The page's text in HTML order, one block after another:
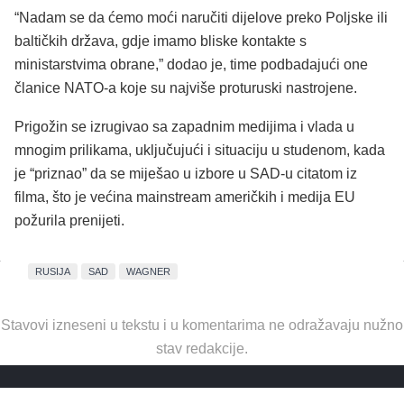
“Nadam se da ćemo moći naručiti dijelove preko Poljske ili
baltičkih država, gdje imamo bliske kontakte s
ministarstvima obrane,” dodao je, time podbadajući one
članice NATO-a koje su najviše proturuski nastrojene.
Prigožin se izrugivao sa zapadnim medijima i vlada u
mnogim prilikama, uključujući i situaciju u studenom, kada
je “priznao” da se miješao u izbore u SAD-u citatom iz
filma, što je većina mainstream američkih i medija EU
požurila prenijeti.
RUSIJA SAD WAGNER
Stavovi izneseni u tekstu i u komentarima ne odražavaju nužno
stav redakcije.